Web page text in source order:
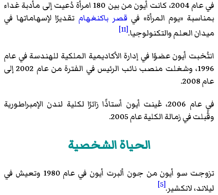
في عام 2004، كانت أيون من بين 180 امرأة دُعيت إلى مأدبة غداء
بمناسبة «يوم المرأة» في قصر باكنغهام تقديرًا لإسهاماتها في
ميدان العلم والتكنولوجيا.[11]
انتُخبت أيون عضوًا في إدارة الأكاديمية الملكية للهندسة في عام
1996، وشغلت منصب نائب الرئيس في الفترة من عام 2002 إلى
عام 2008.
في عام 2006، عُينت أيون أستاذًا زائرًا لكلية لندن الإمبراطورية
وقُبلت في زمالة الكلية عام 2005.
الحياة الشخصية
تزوجت سو أيون من جون ألبرت أيون في عام 1980 وتعيش في
ليلاند، لانكشير.[5]